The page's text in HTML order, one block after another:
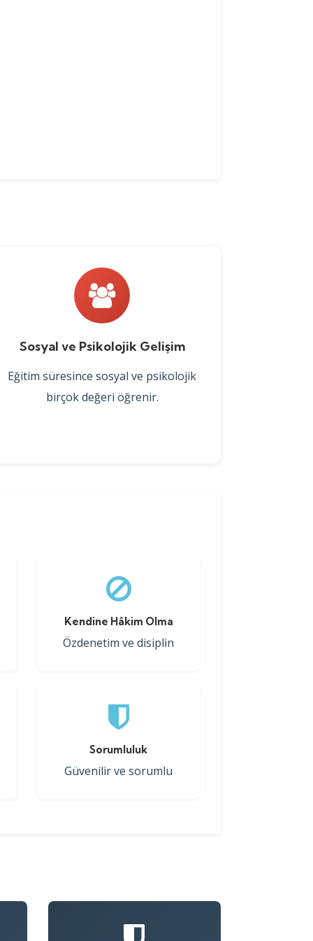
Sosyal ve Psikolojik Gelişim
Eğitim süresince sosyal ve psikolojik
birçok değeri öğrenir.
Kendine Hâkim Olma
Özdenetim ve disiplin
Sorumluluk
Güvenilir ve sorumlu